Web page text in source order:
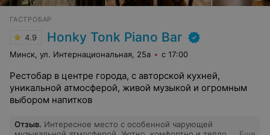
ГАСТРОБАР
4.9 Honky Tonk Piano Bar
Минск, ул. Интернациональная, 25а с 17:00
Рестобар в центре города, с авторской кухней,
уникальной атмосферой, живой музыкой и огромным
выбором напитков
Отзыв. Интересное место с особенной чарующей